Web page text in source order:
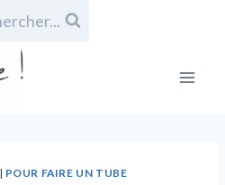
| POUR FAIRE UN TUBE